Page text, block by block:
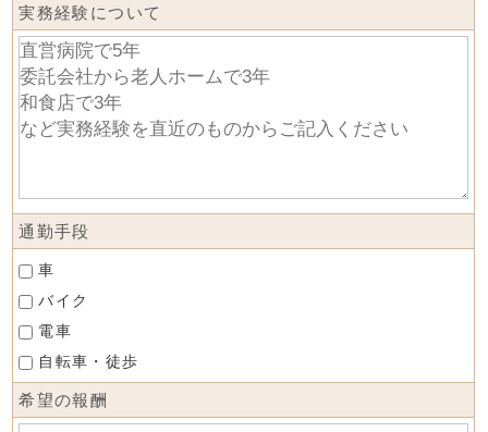
実務経験について
通勤手段
車
バイク
電車
自転車・徒歩
希望の報酬